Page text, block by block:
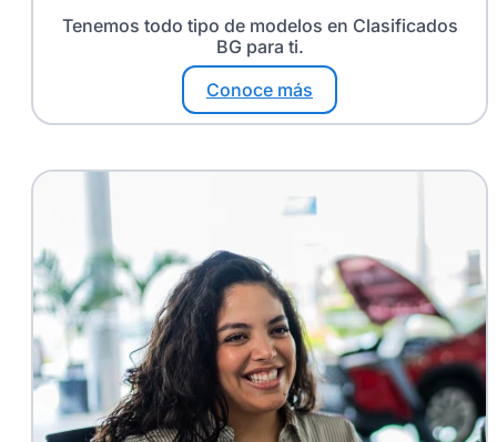
Tenemos todo tipo de modelos en Clasificados
BG para ti.
Conoce más